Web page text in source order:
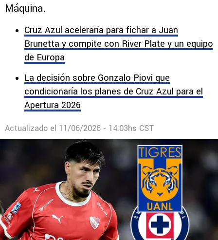
Máquina.
Cruz Azul aceleraría para fichar a Juan
Brunetta y compite con River Plate y un equipo
de Europa
La decisión sobre Gonzalo Piovi que
condicionaría los planes de Cruz Azul para el
Apertura 2026
Actualizado el 11/06/2026 - 14:03hs CST